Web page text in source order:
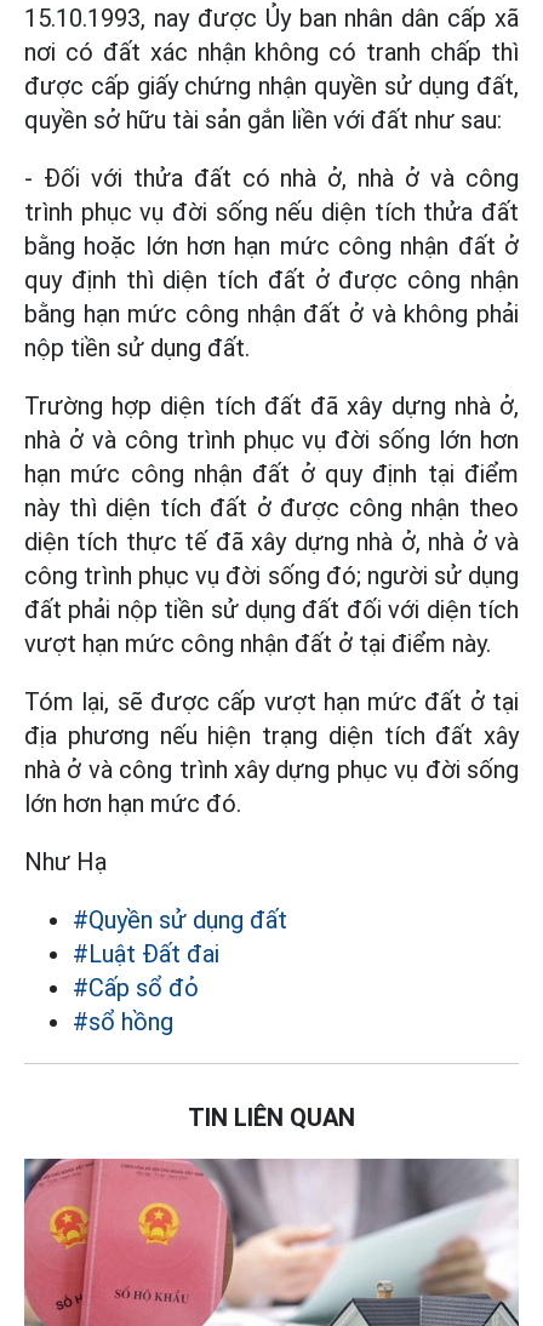
15.10.1993, nay được Ủy ban nhân dân cấp xã
nơi có đất xác nhận không có tranh chấp thì
được cấp giấy chứng nhận quyền sử dụng đất,
quyền sở hữu tài sản gắn liền với đất như sau:
- Đối với thửa đất có nhà ở, nhà ở và công
trình phục vụ đời sống nếu diện tích thửa đất
bằng hoặc lớn hơn hạn mức công nhận đất ở
quy định thì diện tích đất ở được công nhận
bằng hạn mức công nhận đất ở và không phải
nộp tiền sử dụng đất.
Trường hợp diện tích đất đã xây dựng nhà ở,
nhà ở và công trình phục vụ đời sống lớn hơn
hạn mức công nhận đất ở quy định tại điểm
này thì diện tích đất ở được công nhận theo
diện tích thực tế đã xây dựng nhà ở, nhà ở và
công trình phục vụ đời sống đó; người sử dụng
đất phải nộp tiền sử dụng đất đối với diện tích
vượt hạn mức công nhận đất ở tại điểm này.
Tóm lại, sẽ được cấp vượt hạn mức đất ở tại
địa phương nếu hiện trạng diện tích đất xây
nhà ở và công trình xây dựng phục vụ đời sống
lớn hơn hạn mức đó.
Như Hạ
#Quyền sử dụng đất
#Luật Đất đai
#Cấp sổ đỏ
#sổ hồng
TIN LIÊN QUAN